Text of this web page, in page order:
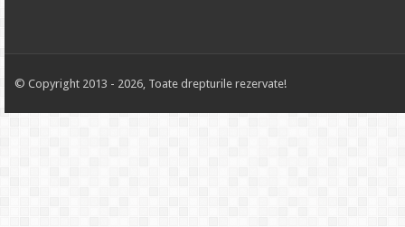
© Copyright 2013 - 2026, Toate drepturile rezervate!